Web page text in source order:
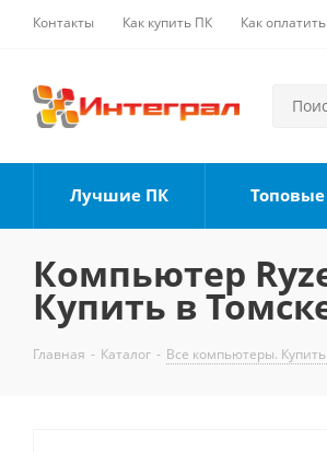
Контакты Как купить ПК Как
Лучшие ПК
Компьютер
Купить в
Главная - Каталог - Все компьютеры.